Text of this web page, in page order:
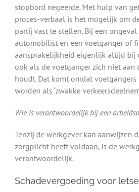
stopbord negeerde. Met hulp van
proces-verbaal is het mogelijk om
partij vast te stellen. Bij een ongeval
automobilist en een voetganger of
aansprakelijkheid eigenlijk altijd bij
ook als de voetganger zich niet aan
houdt. Dat komt omdat voetgangers
worden als ‘zwakke
Wie is verantwoordelijk bij een
Tenzij de werkgever kan aanwijzen
zorgplicht heeft voldaan, is de
verantwoordelijk.
Schadevergoeding voor